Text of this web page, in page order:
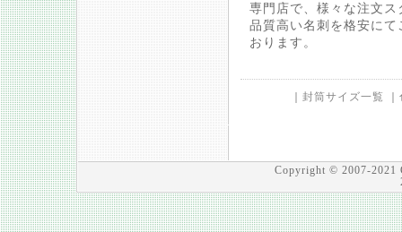
専門店で、様々な注文ス
品質高い名刺を格安にて
おります。
封筒サイズ一覧
Copyright © 2007-2021